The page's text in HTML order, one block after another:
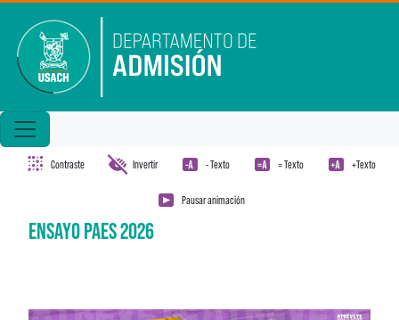
Contraste Invertir - Texto = Texto +Texto
Pausar animación
ENSAYO PAES 2026